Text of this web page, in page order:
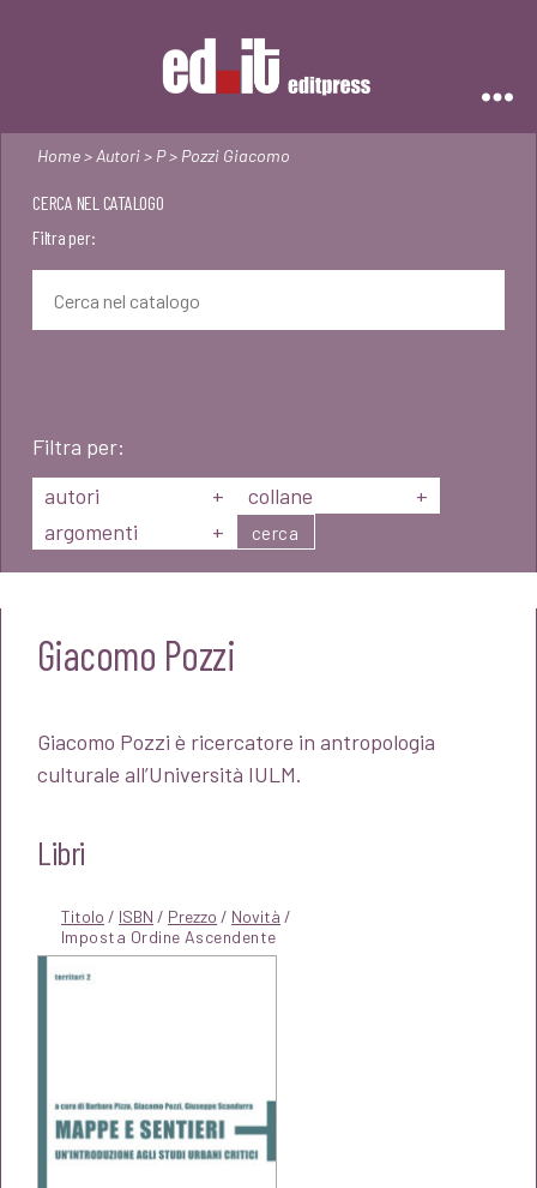
Home> Autori> P> Pozzi Giacomo
CERCA NEL CATALOGO
Filtra per:
Filtra per:
autori
+ collane
+
argomenti
+ cerca
Giacomo Pozzi
Giacomo Pozzi è ricercatore in antropologia
culturale all’Università IULM.
Libri
Titolo / ISBN / Prezzo / Novità /